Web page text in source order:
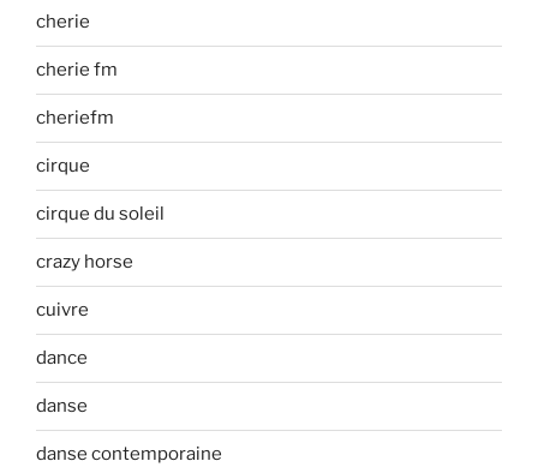
cherie
cherie fm
cheriefm
cirque
cirque du soleil
crazy horse
cuivre
dance
danse
danse contemporaine